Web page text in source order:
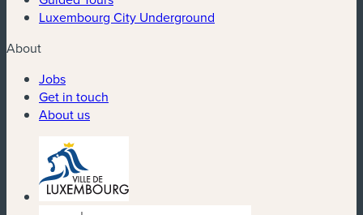
Luxembourg City Underground
About
Jobs
Get in touch
About us